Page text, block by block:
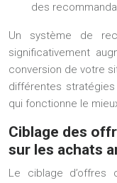
des
Un système de
significativement
conversion de votre
différentes
qui fonctionne le
Ciblage des
sur les achats
Le ciblage d’offres